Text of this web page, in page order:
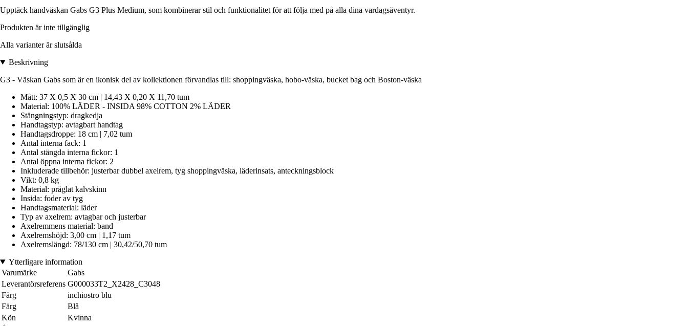
Upptäck handväskan Gabs G3 Plus Medium, som kombinerar stil och funktionalitet för att följa med på alla dina vardagsäventyr.
Produkten är inte tillgänglig
Alla varianter är slutsålda
Beskrivning
G3 - Väskan Gabs som är en ikonisk del av kollektionen förvandlas till: shoppingväska, hobo-väska, bucket bag och Boston-väska
Mått: 37 X 0,5 X 30 cm | 14,43 X 0,20 X 11,70 tum
Material: 100% LÄDER - INSIDA 98% COTTON 2% LÄDER
Stängningstyp: dragkedja
Handtagstyp: avtagbart handtag
Handtagsdroppe: 18 cm | 7,02 tum
Antal interna fack: 1
Antal stängda interna fickor: 1
Antal öppna interna fickor: 2
Inkluderade tillbehör: justerbar dubbel axelrem, tyg shoppingväska, läderinsats, anteckningsblock
Vikt: 0,8 kg
Material: präglat kalvskinn
Insida: foder av tyg
Handtagsmaterial: läder
Typ av axelrem: avtagbar och justerbar
Axelremmens material: band
Axelremshöjd: 3,00 cm | 1,17 tum
Axelremslängd: 78/130 cm | 30,42/50,70 tum
Ytterligare information
Varumärke
Gabs
Leverantörsreferens G000033T2_X2428_C3048
Färg
inchiostro blu
Färg
Blå
Kön
Kvinna